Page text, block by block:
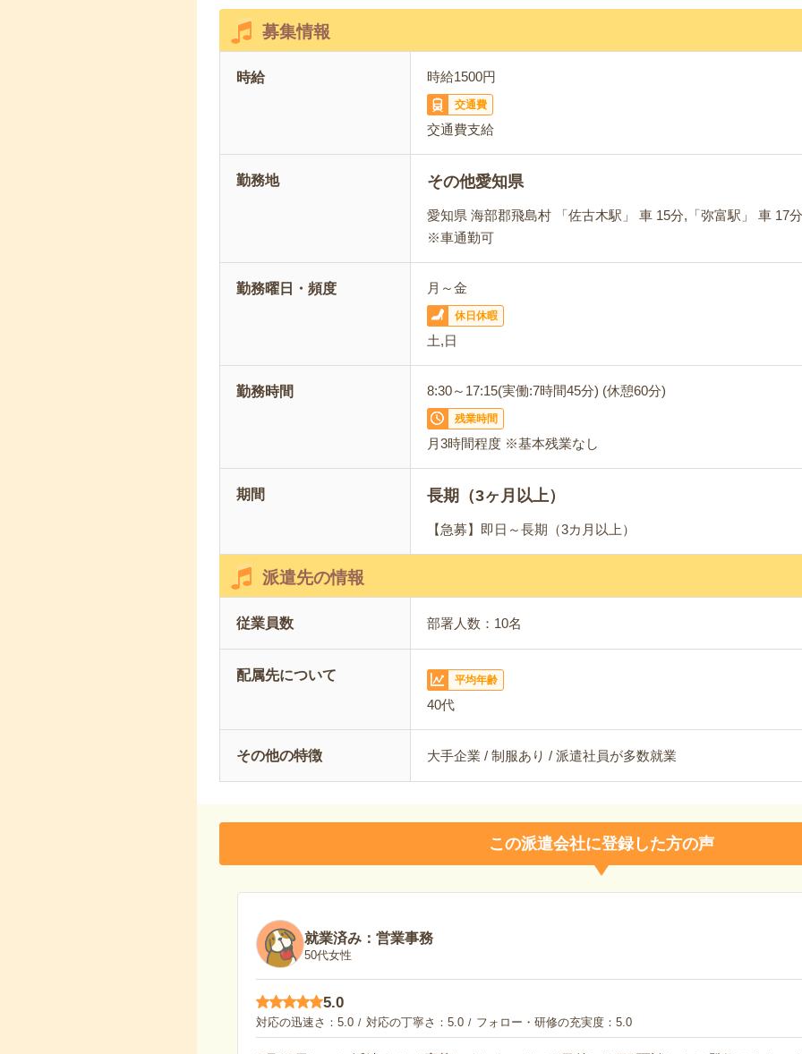
募集情報
時給 時給1500円
交通費
交通費支給
勤務地 その他愛知県
愛知県 海部郡飛島村 「佐古木駅」 車 15分,「弥富駅」 車 17分
※車通勤可
勤務曜日・頻度 月～金
休日休暇
土,日
勤務時間 8:30～17:15(実働:7時間45分) (休憩60分)
残業時間
月3時間程度 ※基本残業なし
期間 長期（3ヶ月以上）
【急募】即日～長期（3カ月以上）
派遣先の情報
従業員数 部署人数：10名
配属先について 平均年齢
40代
その他の特徴 大手企業 / 制服あり / 派遣社員が多数就業
この派遣会社に登録した方の声
就業済み：営業事務
50代女性
5.0
対応の迅速さ 5.0 対応の丁寧さ 5.0 フォロー・研修の充実度 5.0